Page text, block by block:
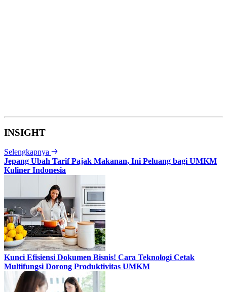
INSIGHT
Selengkapnya
Jepang Ubah Tarif Pajak Makanan, Ini Peluang bagi UMKM
Kuliner Indonesia
Kunci Efisiensi Dokumen Bisnis! Cara Teknologi Cetak
Multifungsi Dorong Produktivitas UMKM